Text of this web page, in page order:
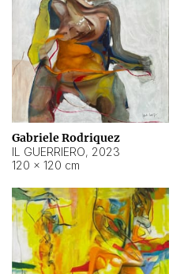
Gabriele Rodriquez
IL GUERRIERO, 2023
120 × 120 cm